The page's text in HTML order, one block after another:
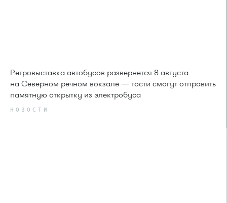
Ретровыставка автобусов развернется 8 августа
на Северном речном вокзале — гости смогут отправить
памятную открытку из электробуса
НОВОСТИ